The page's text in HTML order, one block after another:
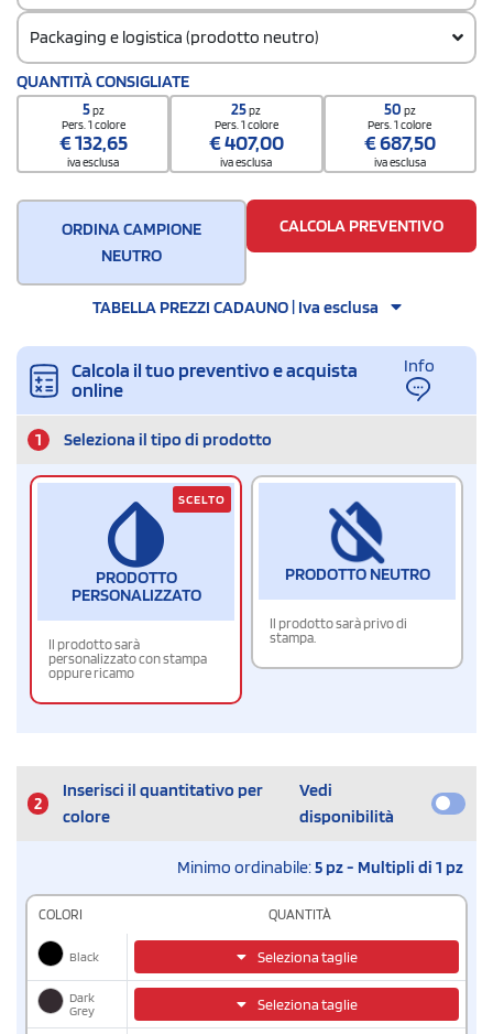
Packaging e logistica (prodotto neutro)
Codice doganale
61102099
Quantità per confezione
20
QUANTITÀ CONSIGLIATE
5pz
Pers. 1 colore
€132,65
iva esclusa
25pz
Pers. 1 colore
€407,00
iva esclusa
50 pz
Pers. 1 colore
€687,50
iva esclusa
ORDINA CAMPIONE
NEUTRO
CALCOLA PREVENTIVO
TABELLA PREZZI CADAUNO | Iva esclusa
Calcola il tuo preventivo e acquista
online
Info
1 Seleziona il tipo di prodotto
PRODOTTO
PERSONALIZZATO
Il prodotto sarà
personalizzato con stampa
oppure ricamo
SCELTO
PRODOTTO NEUTRO
Il prodotto sarà privo di
stampa.
2
Inserisci il quantitativo per
colore
Vedi
disponibilità
Minimo ordinabile:5 pz - Multipli di 1 pz
COLORI QUANTITÀ
Black Seleziona taglie
Dark
Grey
Seleziona taglie